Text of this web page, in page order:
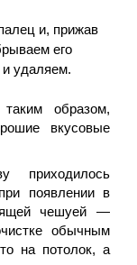
и, прижав
его
и удаляем.
образом,
вкусовые
приходилось
появлении в
чешуей —
обычным
на потолок, а